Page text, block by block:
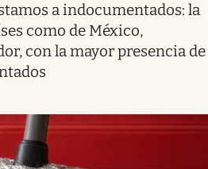
a indocumentados: la
como de México,
con la mayor presencia de